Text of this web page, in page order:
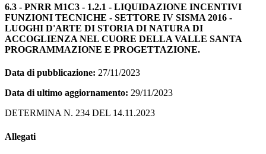
6.3 - PNRR M1C3 - 1.2.1 - LIQUIDAZIONE INCENTIVI
FUNZIONI TECNICHE - SETTORE IV SISMA 2016 -
LUOGHI D'ARTE DI STORIA DI NATURA DI
ACCOGLIENZA NEL CUORE DELLA VALLE SANTA
PROGRAMMAZIONE E PROGETTAZIONE.
Data di pubblicazione: 27/11/2023
Data di ultimo aggiornamento: 29/11/2023
DETERMINA N. 234 DEL 14.11.2023
Allegati